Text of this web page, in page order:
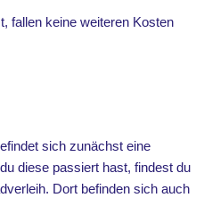
fallen keine weiteren Kosten
sich zunächst eine
diese passiert hast, findest du
Dort befinden sich auch